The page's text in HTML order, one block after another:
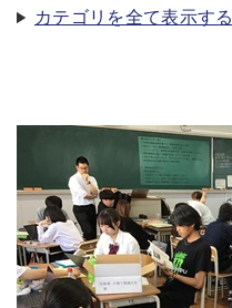
カテゴリを全て表示する